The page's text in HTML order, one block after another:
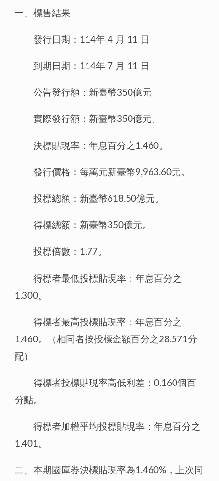
一、標售結果
發行日期：114年 4 月 11 日
到期日期：114年 7 月 11 日
公告發行額：新臺幣350億元。
實際發行額：新臺幣350億元。
決標貼現率：年息百分之1.460。
發行價格：每萬元新臺幣9,963.60元。
投標總額：新臺幣618.50億元。
得標總額：新臺幣350億元。
投標倍數：1.77。
得標者最低投標貼現率：年息百分之
1.300。
得標者最高投標貼現率：年息百分之
1.460。（相同者按投標金額百分之28.571分
配）
得標者投標貼現率高低利差：0.160個百
分點。
得標者加權平均投標貼現率：年息百分之
1.401。
二、本期國庫券決標貼現率為1.460%，上次同